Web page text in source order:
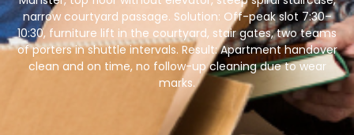
narrow courtyard passage. Solution: Off-peak slot 7:30–
10:30, furniture lift in the courtyard, stair gates, two teams
of porters in shuttle intervals. Result: Apartment handover
clean and on time, no follow-up cleaning due to wear
marks.